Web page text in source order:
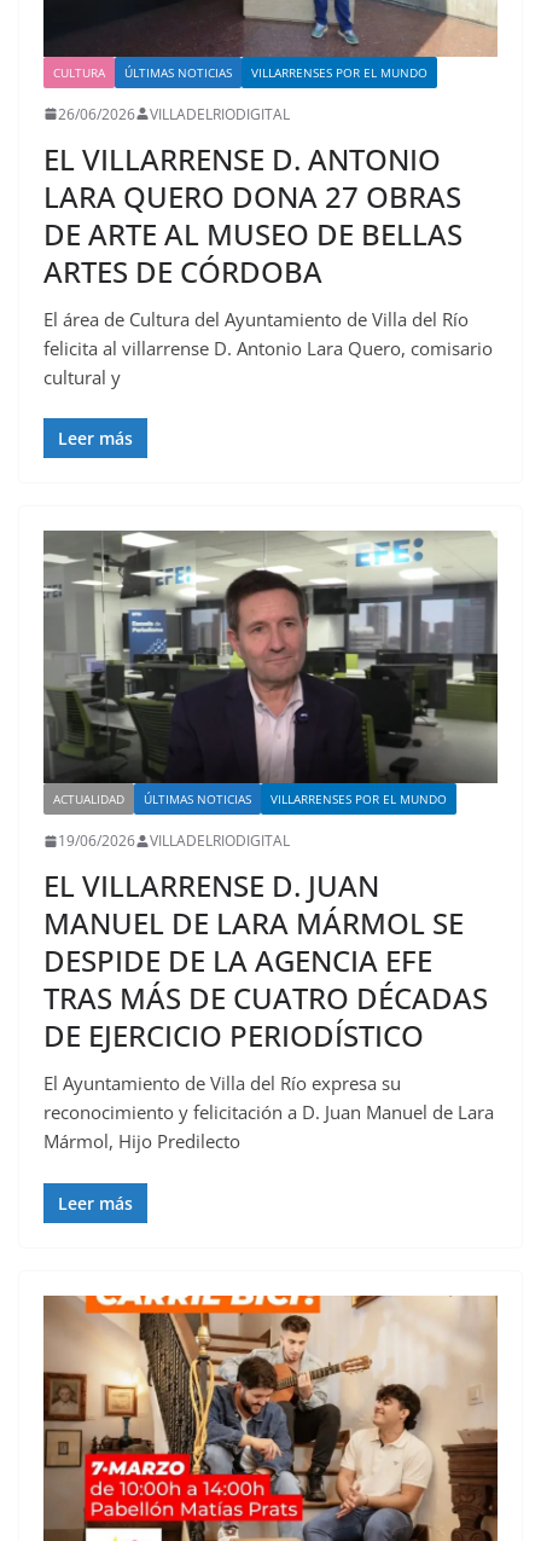
CULTURA ÚLTIMAS NOTICIAS VILLARRENSES POR EL MUNDO
26/06/2026 VILLADELRIODIGITAL
EL VILLARRENSE D. ANTONIO
LARA QUERO DONA 27 OBRAS
DE ARTE AL MUSEO DE BELLAS
ARTES DE CÓRDOBA
El área de Cultura del Ayuntamiento de Villa del Río
felicita al villarrense D. Antonio Lara Quero, comisario
cultural y
Leer más
ACTUALIDAD ÚLTIMAS NOTICIAS VILLARRENSES POR EL MUNDO
19/06/2026 VILLADELRIODIGITAL
EL VILLARRENSE D. JUAN
MANUEL DE LARA MÁRMOL SE
DESPIDE DE LA AGENCIA EFE
TRAS MÁS DE CUATRO DÉCADAS
DE EJERCICIO PERIODÍSTICO
El Ayuntamiento de Villa del Río expresa su
reconocimiento y felicitación a D. Juan Manuel de Lara
Mármol, Hijo Predilecto
Leer más